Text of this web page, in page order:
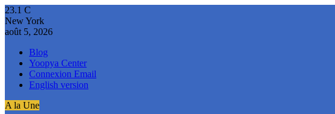
23.1 C
New York
août 5, 2026
Blog
Yoopya Center
Connexion Email
English version
A la Une